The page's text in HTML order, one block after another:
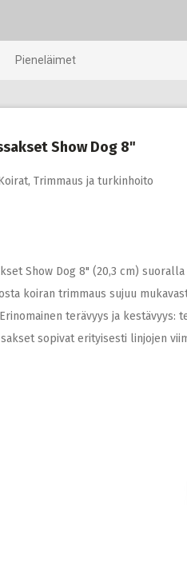
Pieneläimet
Show Dog 8"
, Trimmaus ja turkinhoito
Show Dog 8" (20,3 cm)
koiran trimmaus sujuu
terävyys ja kestävyys:
sopivat erityisesti linjojen